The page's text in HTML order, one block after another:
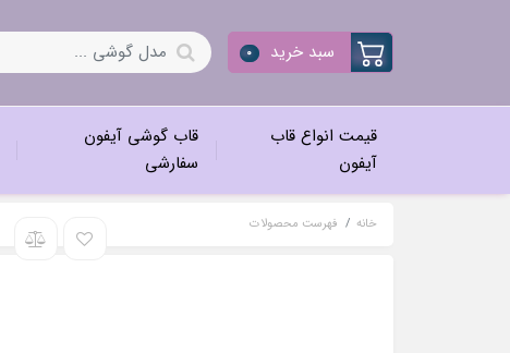
سبد خرید 0
قیمت انواع قاب
آیفون
قاب گوشی آیفون
سفارشی
خانه فهرست محصولات